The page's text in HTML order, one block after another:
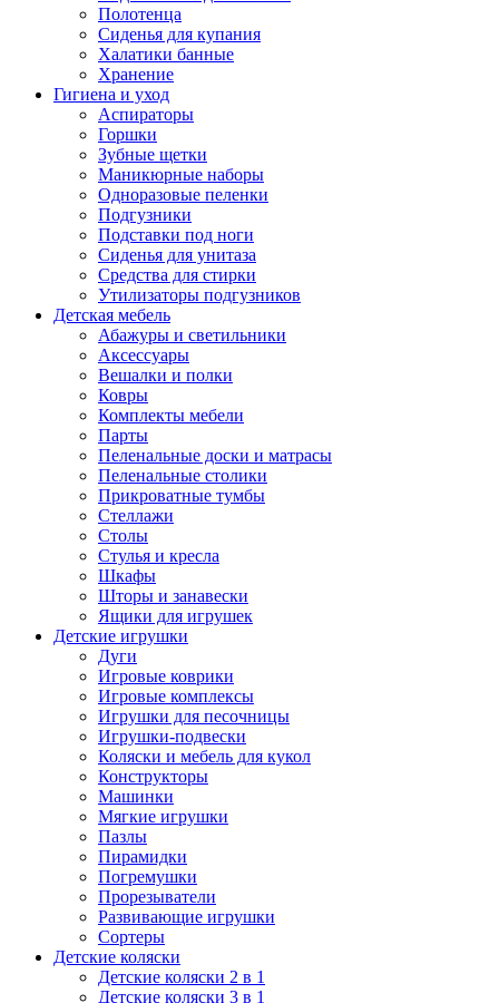
Полотенца
Сиденья для купания
Халатики банные
Хранение
Гигиена и уход
Аспираторы
Горшки
Зубные щетки
Маникюрные наборы
Одноразовые пеленки
Подгузники
Подставки под ноги
Сиденья для унитаза
Средства для стирки
Утилизаторы подгузников
Детская мебель
Абажуры и светильники
Аксессуары
Вешалки и полки
Ковры
Комплекты мебели
Парты
Пеленальные доски и матрасы
Пеленальные столики
Прикроватные тумбы
Стеллажи
Столы
Стулья и кресла
Шкафы
Шторы и занавески
Ящики для игрушек
Детские игрушки
Дуги
Игровые коврики
Игровые комплексы
Игрушки для песочницы
Игрушки-подвески
Коляски и мебель для кукол
Конструкторы
Машинки
Мягкие игрушки
Пазлы
Пирамидки
Погремушки
Прорезыватели
Развивающие игрушки
Сортеры
Детские коляски
Детские коляски 2 в 1
Детские коляски 3 в 1